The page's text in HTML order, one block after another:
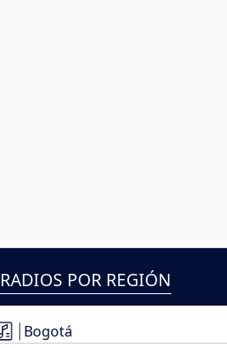
RADIOS POR REGIÓN
Bogotá